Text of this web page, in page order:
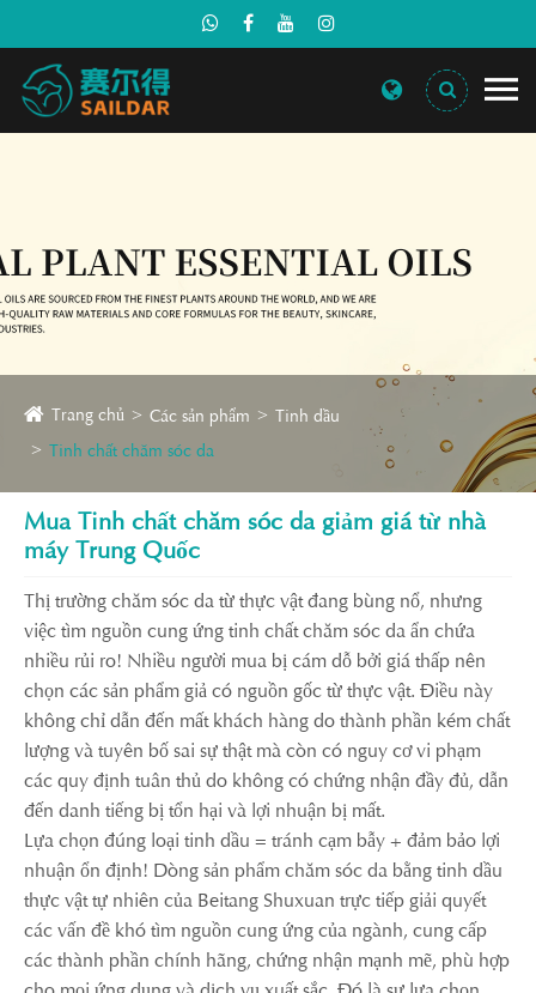
Trang chủ Các sản phẩm
Tinh dầu
Tinh chất chăm sóc da
Mua Tinh chất chăm sóc da giảm giá từ nhà
máy Trung Quốc
Thị trường chăm sóc da từ thực vật đang bùng nổ, nhưng
việc tìm nguồn cung ứng tinh chất chăm sóc da ẩn chứa
nhiều rủi ro! Nhiều người mua bị cám dỗ bởi giá thấp nên
chọn các sản phẩm giả có nguồn gốc từ thực vật. Điều này
không chỉ dẫn đến mất khách hàng do thành phần kém chất
lượng và tuyên bố sai sự thật mà còn có nguy cơ vi phạm
các quy định tuân thủ do không có chứng nhận đầy đủ, dẫn
đến danh tiếng bị tổn hại và lợi nhuận bị mất.
Lựa chọn đúng loại tinh dầu = tránh cạm bẫy + đảm bảo lợi
nhuận ổn định! Dòng sản phẩm chăm sóc da bằng tinh dầu
thực vật tự nhiên của Beitang Shuxuan trực tiếp giải quyết
các vấn đề khó tìm nguồn cung ứng của ngành, cung cấp
các thành phần chính hãng, chứng nhận mạnh mẽ, phù hợp